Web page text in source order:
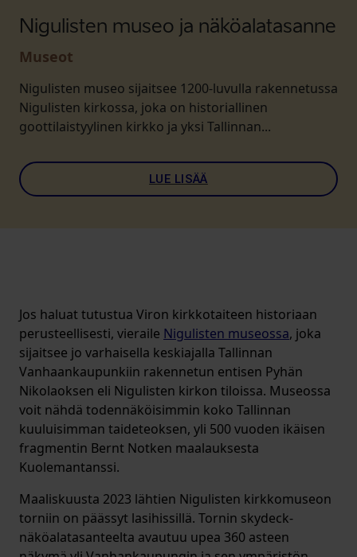
Nigulisten museo ja näköalatasanne
Museot
Nigulisten museo sijaitsee 1200-luvulla rakennetussa
Nigulisten kirkossa, joka on historiallinen
goottilaistyylinen kirkko ja yksi Tallinnan...
LUE LISÄÄ
Jos haluat tutustua Viron kirkkotaiteen historiaan
perusteellisesti, vieraile Nigulisten museossa, joka
sijaitsee jo varhaisella keskiajalla Tallinnan
Vanhaankaupunkiin rakennetun entisen Pyhän
Nikolaoksen eli Nigulisten kirkon tiloissa. Museossa
voit nähdä todennäköisimmin koko Tallinnan
kuuluisimman taideteoksen, yli 500 vuoden ikäisen
fragmentin Bernt Notken maalauksesta
Kuolemantanssi.
Maaliskuusta 2023 lähtien Nigulisten kirkkomuseon
torniin on päässyt lasihissillä. Tornin skydeck-
näköalatasanteelta avautuu upea 360 asteen